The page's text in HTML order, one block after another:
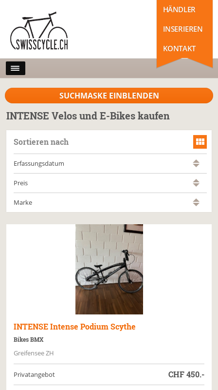
HÄNDLER
INSERIEREN
KONTAKT
SUCHMASKE EINBLENDEN
INTENSE Velos und E-Bikes kaufen
Sortieren nach
Erfassungsdatum
Preis
Marke
INTENSE Intense Podium Scythe
Bikes BMX
Greifensee ZH
Privatangebot CHF450.-